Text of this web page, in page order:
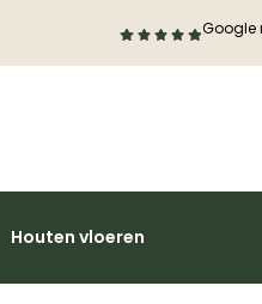
Google
Houten vloeren